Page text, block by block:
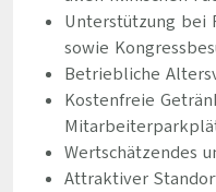
Unterstützung bei
sowie
Betriebliche
Kostenfreie
Wertschätzendes
Attraktiver